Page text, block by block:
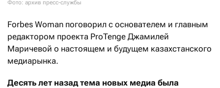
Фото: архив пресс-службы
Forbes Woman поговорил с основателем и главным
редактором проекта ProTenge Джамилей
Маричевой о настоящем и будущем казахстанского
медиарынка.
Десять лет назад тема новых медиа была